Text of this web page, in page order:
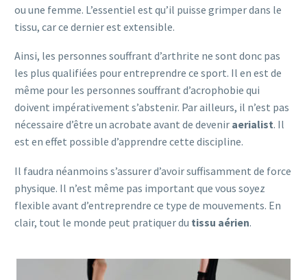
ou une femme. L’essentiel est qu’il puisse grimper dans le
tissu, car ce dernier est extensible.
Ainsi, les personnes souffrant d’arthrite ne sont donc pas
les plus qualifiées pour entreprendre ce sport. Il en est de
même pour les personnes souffrant d’acrophobie qui
doivent impérativement s’abstenir. Par ailleurs, il n’est pas
nécessaire d’être un acrobate avant de devenir aerialist. Il
est en effet possible d’apprendre cette discipline.
Il faudra néanmoins s’assurer d’avoir suffisamment de force
physique. Il n’est même pas important que vous soyez
flexible avant d’entreprendre ce type de mouvements. En
clair, tout le monde peut pratiquer du tissu aérien.